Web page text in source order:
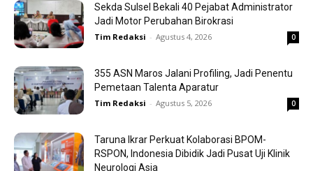
Sekda Sulsel Bekali 40 Pejabat Administrator
Jadi Motor Perubahan Birokrasi
Tim Redaksi - Agustus 4, 2026 0
355 ASN Maros Jalani Profiling, Jadi Penentu
Pemetaan Talenta Aparatur
Tim Redaksi - Agustus 5, 2026 0
Taruna Ikrar Perkuat Kolaborasi BPOM-
RSPON, Indonesia Dibidik Jadi Pusat Uji Klinik
Neurologi Asia